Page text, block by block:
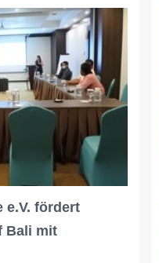
e.V. fördert
Bali mit